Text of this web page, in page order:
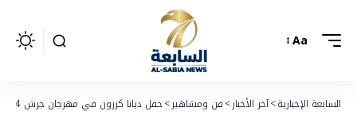
Aa
السابعة الإخبارية>آخر الأخبار>فن ومشاهير>حفل ديانا كرزون في مهرجان جرش 2024.. الموناليزا الساحرة تشعل أجواء الأردن (فيديو وصور)